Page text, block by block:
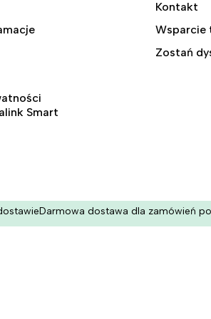
Smart
Kontakt
Wsparcie
Zostań
Darmowa dostawa dla zamówień